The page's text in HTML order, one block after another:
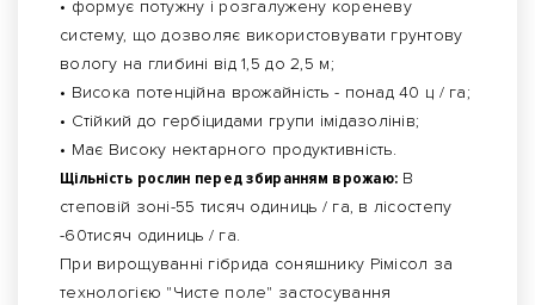
• формує потужну і розгалужену кореневу
систему, що дозволяє використовувати грунтову
вологу на глибині від 1,5 до 2,5 м;
• Висока потенційна врожайність - понад 40 ц / га;
• Стійкий до гербіцидами групи імідазолінів;
• Має Високу нектарного продуктивність.
Щільність рослин перед збиранням врожаю: В
степовій зоні-55 тисяч одиниць / га, в лісостепу
-60тисяч одиниць / га.
При вирощуванні гібрида соняшнику Рімісол за
технологією "Чисте поле" застосування